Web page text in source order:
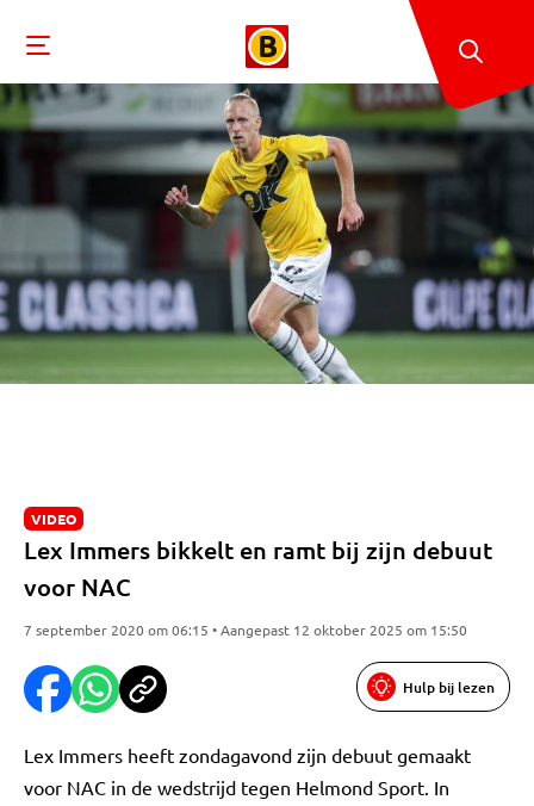
VIDEO
Lex Immers bikkelt en ramt bij zijn debuut
voor NAC
7 september 2020 om 06:15 • Aangepast 12 oktober 2025 om 15:50
Hulp bij lezen
Lex Immers heeft zondagavond zijn debuut gemaakt
voor NAC in de wedstrijd tegen Helmond Sport. In